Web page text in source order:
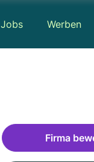
Jobs Werben
Firma